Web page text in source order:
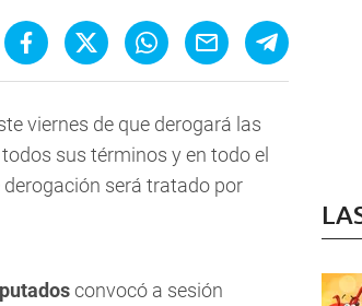
viernes de que derogará las
sus términos y en todo el
será tratado por
convocó a sesión